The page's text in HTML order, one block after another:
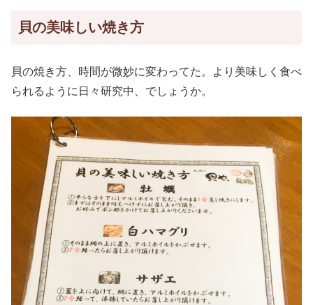
貝の美味しい焼き方
貝の焼き方、時間が微妙に変わってた。より美味しく食べ
られるように日々研究中、でしょうか。